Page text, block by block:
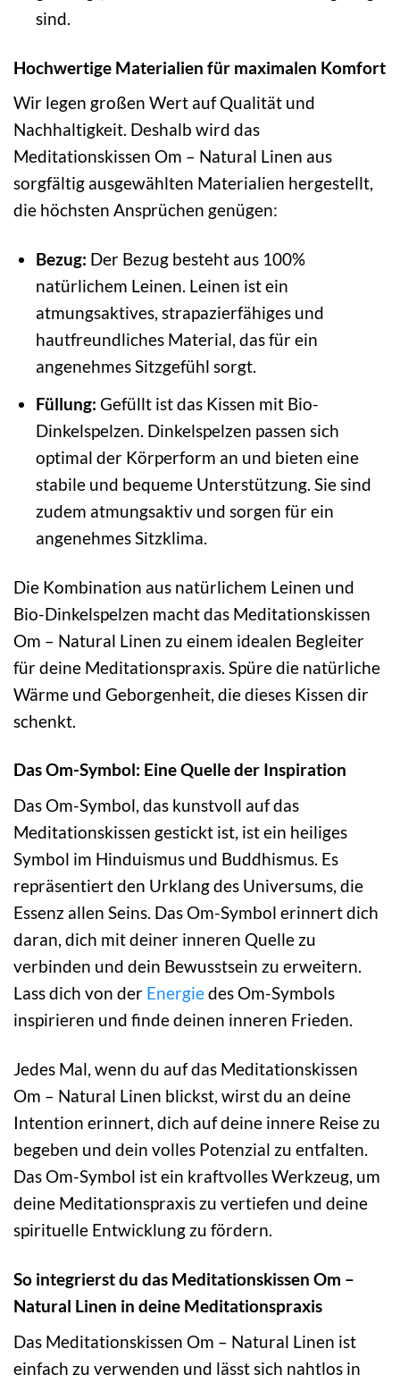
sind.
Hochwertige Materialien für maximalen Komfort
Wir legen großen Wert auf Qualität und
Nachhaltigkeit. Deshalb wird das
Meditationskissen Om – Natural Linen aus
sorgfältig ausgewählten Materialien hergestellt,
die höchsten Ansprüchen genügen:
Bezug: Der Bezug besteht aus 100%
natürlichem Leinen. Leinen ist ein
atmungsaktives, strapazierfähiges und
hautfreundliches Material, das für ein
angenehmes Sitzgefühl sorgt.
Füllung: Gefüllt ist das Kissen mit Bio-
Dinkelspelzen. Dinkelspelzen passen sich
optimal der Körperform an und bieten eine
stabile und bequeme Unterstützung. Sie sind
zudem atmungsaktiv und sorgen für ein
angenehmes Sitzklima.
Die Kombination aus natürlichem Leinen und
Bio-Dinkelspelzen macht das Meditationskissen
Om – Natural Linen zu einem idealen Begleiter
für deine Meditationspraxis. Spüre die natürliche
Wärme und Geborgenheit, die dieses Kissen dir
schenkt.
Das Om-Symbol: Eine Quelle der Inspiration
Das Om-Symbol, das kunstvoll auf das
Meditationskissen gestickt ist, ist ein heiliges
Symbol im Hinduismus und Buddhismus. Es
repräsentiert den Urklang des Universums, die
Essenz allen Seins. Das Om-Symbol erinnert dich
daran, dich mit deiner inneren Quelle zu
verbinden und dein Bewusstsein zu erweitern.
Lass dich von der Energiedes Om-Symbols
inspirieren und finde deinen inneren Frieden.
Jedes Mal, wenn du auf das Meditationskissen
Om – Natural Linen blickst, wirst du an deine
Intention erinnert, dich auf deine innere Reise zu
begeben und dein volles Potenzial zu entfalten.
Das Om-Symbol ist ein kraftvolles Werkzeug, um
deine Meditationspraxis zu vertiefen und deine
spirituelle Entwicklung zu fördern.
So integrierst du das Meditationskissen Om –
Natural Linen in deine Meditationspraxis
Das Meditationskissen Om – Natural Linen ist
einfach zu verwenden und lässt sich nahtlos in